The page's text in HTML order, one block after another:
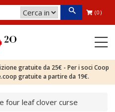
(0)
gratuite da 25€ - Per i soci Coop
gratuite a partire da 19€.
four leaf clover curse